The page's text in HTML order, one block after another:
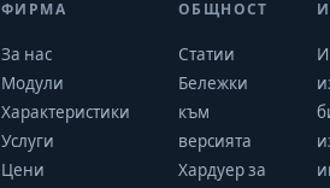
ФИРМА
За нас
Модули
Характеристики
Услуги
Цени
ОБЩНОСТ
Статии
Бележки
към
версията
Хардуер за